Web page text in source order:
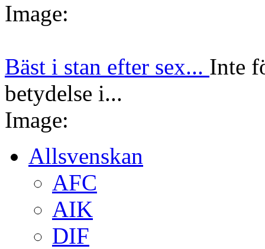
Image:
Bäst i stan efter sex... Inte
betydelse i...
Image:
Allsvenskan
AFC
AIK
DIF